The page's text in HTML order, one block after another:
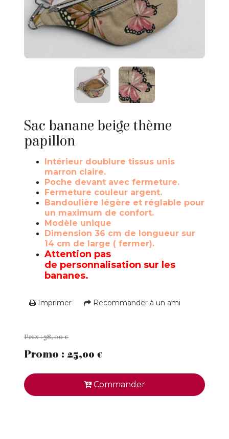
Sac banane beige thème
papillon
Intérieur doublure tissus unis
marron claire.
Poche devant avec fermeture.
Fermeture couleur argent.
Bandoulière légère et réglable pour
un maximum de confort.
Modèle unique
Dimension 36 cm de longueur sur
14 cm de large ( fermer).
Attention pas
de personnalisation sur les
bananes.
Imprimer Recommander à un ami
Prix : 38,00 €
Promo : 25,00 €
Commander